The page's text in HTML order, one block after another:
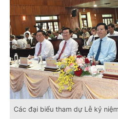
Các đại biểu tham dự Lễ kỷ